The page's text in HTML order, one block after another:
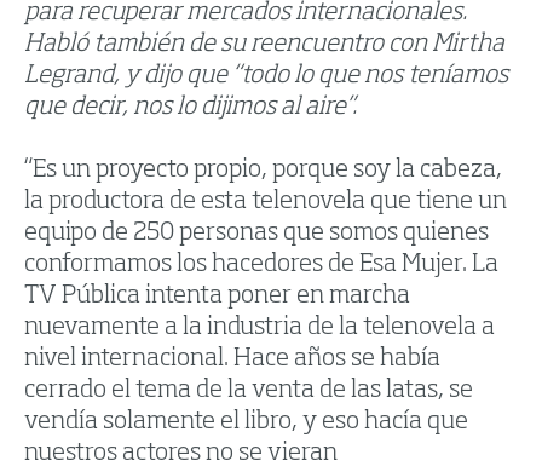
para recuperar mercados internacionales.
Habló también de su reencuentro con Mirtha
Legrand, y dijo que “todo lo que nos teníamos
que decir, nos lo dijimos al aire”.
“Es un proyecto propio, porque soy la cabeza,
la productora de esta telenovela que tiene un
equipo de 250 personas que somos quienes
conformamos los hacedores de Esa Mujer. La
TV Pública intenta poner en marcha
nuevamente a la industria de la telenovela a
nivel internacional. Hace años se había
cerrado el tema de la venta de las latas, se
vendía solamente el libro, y eso hacía que
nuestros actores no se vieran